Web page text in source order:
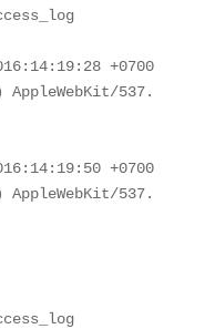
+0700]
AppleWebKit/537.36
+0700]
AppleWebKit/537.36